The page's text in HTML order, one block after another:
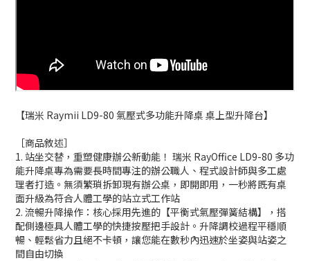
【瑞米 Raymii LD9-80 氣壓式多功能升降桌 桌上型升降台】
［商品敘述］
1. 站坐交替，重塑健康辦公新動能！ 瑞米 RayOffice LD9-80 多功
能升降桌專為需要長時間專注的辦公職人、程式設計師與多工處
理者打造。無須繁瑣拆卸現有辦公桌，即開即用，一秒將既有桌
面升級為符合人體工學的站立式工作站
2. 流暢升降操作：核心採用先進的【平衡式氣壓彈簧結構】，搭
配側邊極具人體工學的快捷按壓把手設計。升降調校過程平穩順
暢、輕鬆省力且絕不卡頓，讓您能在數秒內迅速於坐姿與站姿之
間自由切換